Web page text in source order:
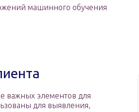
машинного обучения
важных элементов для
для выявления,